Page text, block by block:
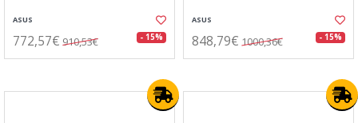
ASUS
772,57€ 910,53€ - 15%
ASUS
848,79€ 1000,36€ - 15%